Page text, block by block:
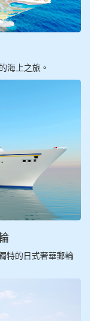
海上之旅。
特的日式奢華郵輪